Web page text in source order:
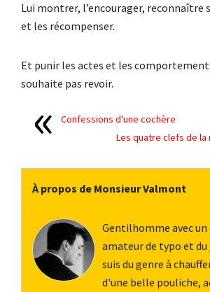
Lui montrer, l’encourager, reconnaître
et les récompenser.
Et punir les actes et les
souhaite pas revoir.
Confessions d'une cochère
Les quatre clefs de
À propos de Monsieur Valmont
Gentilhomme avec un
amateur de typo et du
suis du genre à
d'une belle pouliche,